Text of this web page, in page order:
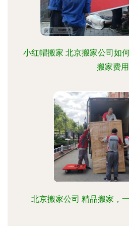
小红帽搬家 北京搬家公司如
搬家费用
北京搬家公司 精品搬家，